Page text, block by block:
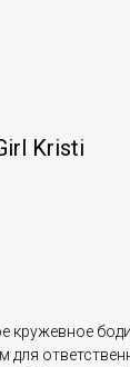
Kristi
кружевное